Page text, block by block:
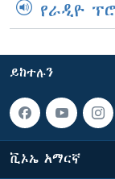
የራዲዮ
ይከተሉን
ቪኦኤ አማርኛ